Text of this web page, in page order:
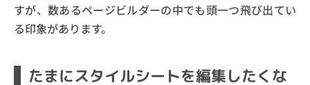
すが、数あるページビルダーの中でも頭一つ飛び出てい
る印象があります。
たまにスタイルシートを編集したくな